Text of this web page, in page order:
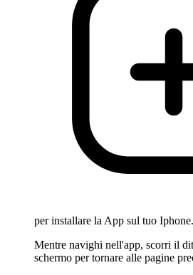
per installare la App sul tuo Iphone.
Mentre navighi nell'app, scorri il
schermo per tornare alle pagine